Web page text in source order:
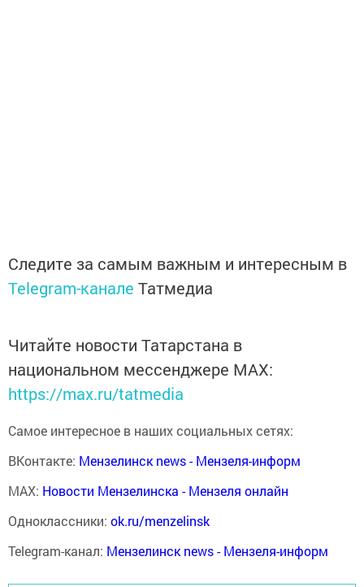
Следите за самым важным и интересным в
Telegram-канале Татмедиа
Читайте новости Татарстана в
национальном мессенджере MАХ:
https://max.ru/tatmedia
Самое интересное в наших социальных сетях:
ВКонтакте: Мензелинск news - Мензеля-информ
MAX: Новости Мензелинска - Мензеля онлайн
Одноклассники: ok.ru/menzelinsk
Telegram-канал: Мензелинск news - Мензеля-информ